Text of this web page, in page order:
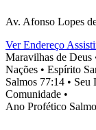
Av. Afonso Lopes
Ver Endereço
Maravilhas de Deus
Nações • Espírito
Salmos 77:14 • Seu
Comunidade •
Ano Profético